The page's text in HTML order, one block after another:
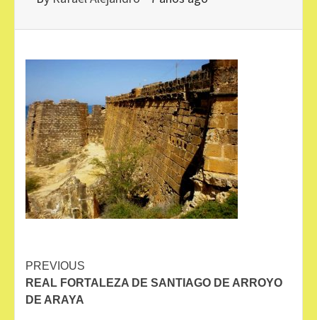
Continue
Reading
PREVIOUS
REAL FORTALEZA DE SANTIAGO DE ARROYO
DE ARAYA